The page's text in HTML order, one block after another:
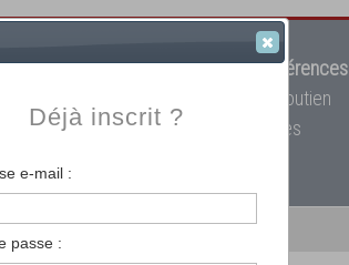
permet de trouver parmi12908 références
supérieur, mais aussi des cours de soutien
regroupe toutes les écoles privées
votre recherche d'école
Déjà inscrit ?
e-mail :
passe :